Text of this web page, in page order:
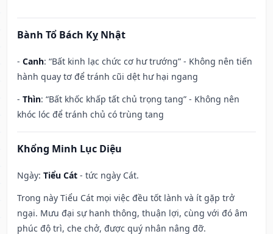
Bành Tổ Bách Kỵ Nhật
- Canh: “Bất kinh lạc chức cơ hư trướng” - Không nên tiến
hành quay tơ để tránh cũi dệt hư hại ngang
- Thìn: “Bất khốc khấp tất chủ trọng tang” - Không nên
khóc lóc để tránh chủ có trùng tang
Khổng Minh Lục Diệu
Ngày: Tiểu Cát - tức ngày Cát.
Trong này Tiểu Cát mọi việc đều tốt lành và ít gặp trở
ngại. Mưu đại sự hanh thông, thuận lợi, cùng với đó âm
phúc độ trì, che chở, được quý nhân nâng đỡ.